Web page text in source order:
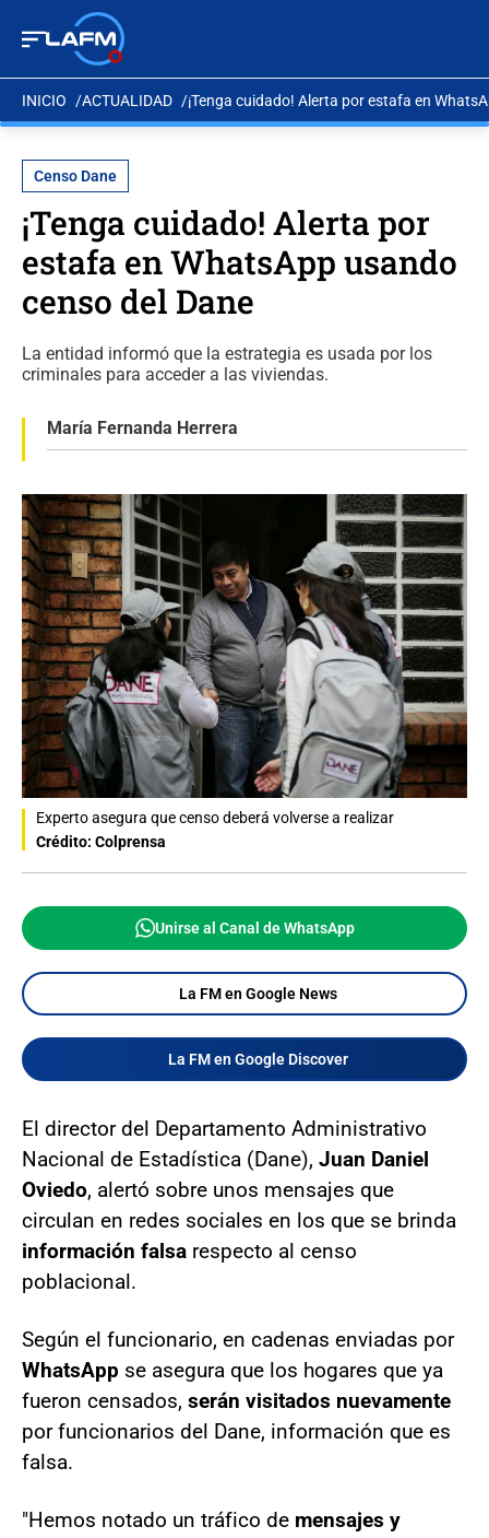
INICIO ACTUALIDAD ¡Tenga cuidado! Alerta por estafa en
Censo Dane
¡Tenga cuidado! Alerta por
estafa en WhatsApp usando
censo del Dane
La entidad informó que la estrategia es usada por los
criminales para acceder a las viviendas.
María Fernanda Herrera
Experto asegura que censo deberá volverse a realizar
Crédito: Colprensa
Unirse al Canal de WhatsApp
La FM en Google News
La FM en Google Discover
El director del Departamento Administrativo
Nacional de Estadística (Dane), Juan Daniel
Oviedo, alertó sobre unos mensajes que
circulan en redes sociales en los que se brinda
información falsa respecto al censo
poblacional.
Según el funcionario, en cadenas enviadas por
WhatsApp se asegura que los hogares que ya
fueron censados, serán visitados nuevamente
por funcionarios del Dane, información que es
falsa.
"Hemos notado un tráfico de mensajes y